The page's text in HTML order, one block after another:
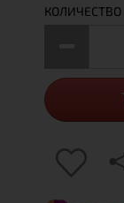
КОЛИЧЕСТВО